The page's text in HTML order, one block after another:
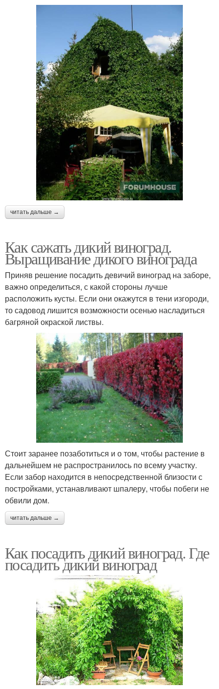
читать дальше →
Как сажать дикий виноград.
Выращивание дикого винограда
Приняв решение посадить девичий виноград на заборе,
важно определиться, с какой стороны лучше
расположить кусты. Если они окажутся в тени изгороди,
то садовод лишится возможности осенью насладиться
багряной окраской листвы.
Стоит заранее позаботиться и о том, чтобы растение в
дальнейшем не распространилось по всему участку.
Если забор находится в непосредственной близости с
постройками, устанавливают шпалеру, чтобы побеги не
обвили дом.
читать дальше →
Как посадить дикий виноград. Где
посадить дикий виноград